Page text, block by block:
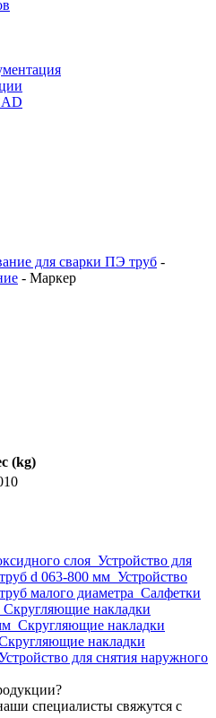
для сварки ПЭ труб -
- Маркер
(kg)
слоя Устройство для
d 063-800 мм Устройство
малого диаметра Салфетки
Скругляющие накладки
Скругляющие накладки
накладки
для снятия наружного
специалисты свяжутся с